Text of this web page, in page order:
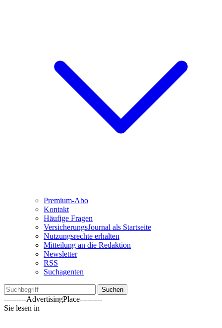
Premium-Abo
Kontakt
Häufige Fragen
VersicherungsJournal als Startseite
Nutzungsrechte erhalten
Mitteilung an die Redaktion
Newsletter
RSS
Suchagenten
Suchen
---------AdvertisingPlace---------
Sie lesen in